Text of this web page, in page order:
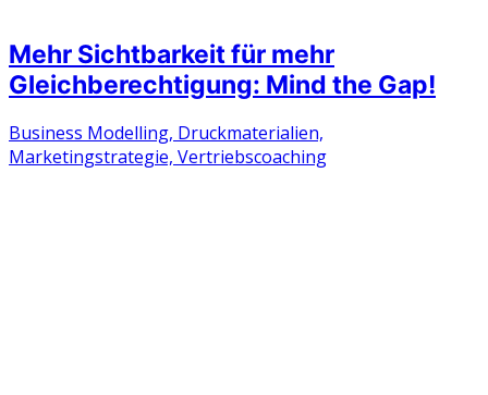
Mehr Sichtbarkeit für mehr
Gleichberechtigung: Mind the Gap!
Business Modelling, Druckmaterialien,
Marketingstrategie, Vertriebscoaching